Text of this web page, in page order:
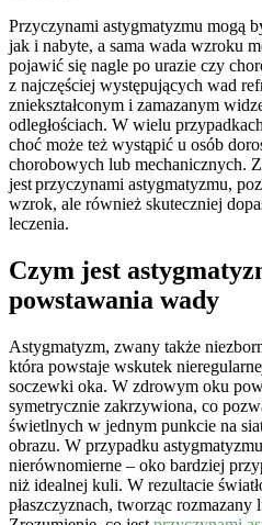
Przyczynami astygmatyzmu mogą
jak i nabyte, a sama wada wzroku
pojawić się nagle po urazie czy
z najczęściej występujących wad
zniekształconym i zamazanym
odległościach. W wielu
choć może też wystąpić u osób
chorobowych lub mechanicznych.
jest przyczynami astygmatyzmu,
wzrok, ale również skuteczniej
leczenia.
Czym jest
powstawania wady
Astygmatyzm, zwany także
która powstaje wskutek
soczewki oka. W zdrowym oku
symetrycznie zakrzywiona, co
świetlnych w jednym punkcie na
obrazu. W przypadku
nierównomierne – oko bardziej
niż idealnej kuli. W rezultacie
płaszczyznach, tworząc rozmazany